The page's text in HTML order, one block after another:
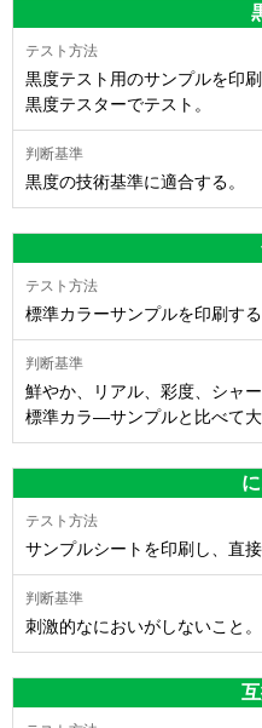
黒度テスト用のサンプルを印刷
黒度テスターでテスト。
黒度の技術基準に適合する。
標準カラーサンプルを印刷する
鮮やか、リアル、彩度、シャー
標準カラ―サンプルと比べて大
サンプルシートを印刷し、直接
刺激的なにおいがしないこと。